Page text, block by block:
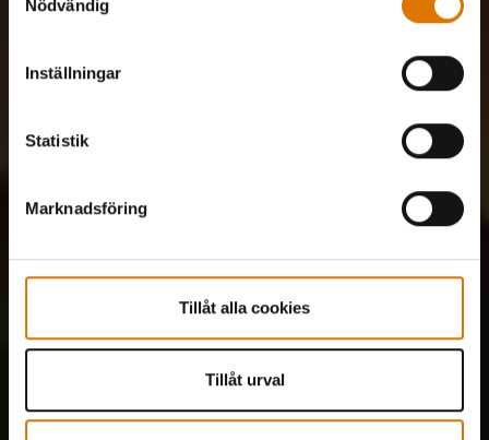
Nödvändig
Inställningar
Statistik
Marknadsföring
Tillåt alla cookies
Tillåt urval